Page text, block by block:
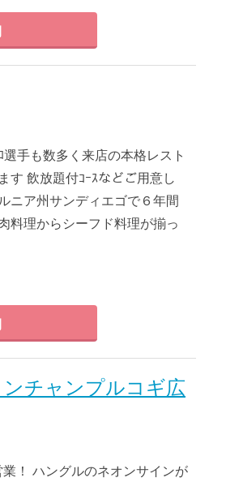
手も数多く来店の本格レスト
す 飲放題付ｺｰｽなどご用意し
ニア州サンディエゴで６年間
料理からシーフド料理が揃っ
チャンプルコギ広
！ ハングルのネオンサインが